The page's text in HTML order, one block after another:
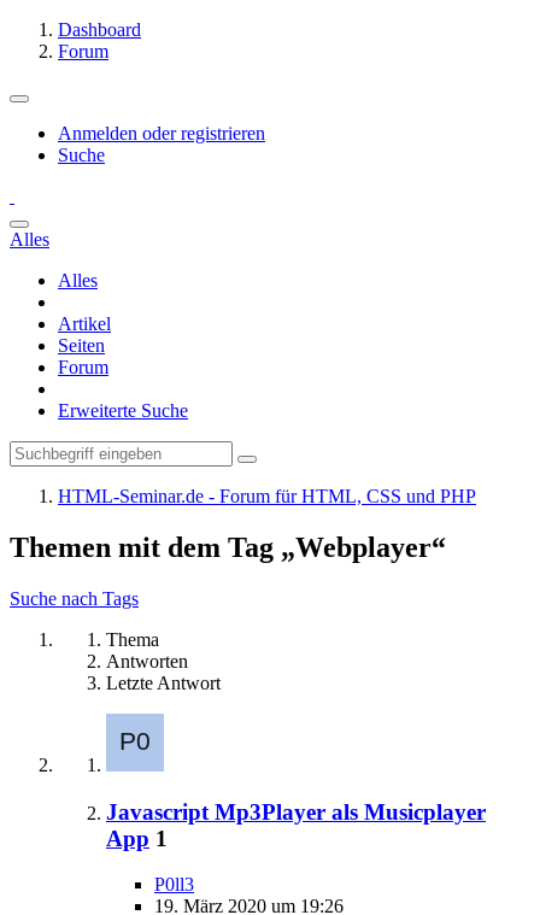
Dashboard
Forum
Anmelden oder registrieren
Suche
Alles
Alles
Artikel
Seiten
Forum
Erweiterte Suche
HTML-Seminar.de - Forum für HTML, CSS und PHP
Themen mit dem Tag „Webplayer“
Suche nach Tags
Thema
Antworten
Letzte Antwort
Javascript Mp3Player als Musicplayer
App 1
P0ll3
19. März 2020 um 19:26